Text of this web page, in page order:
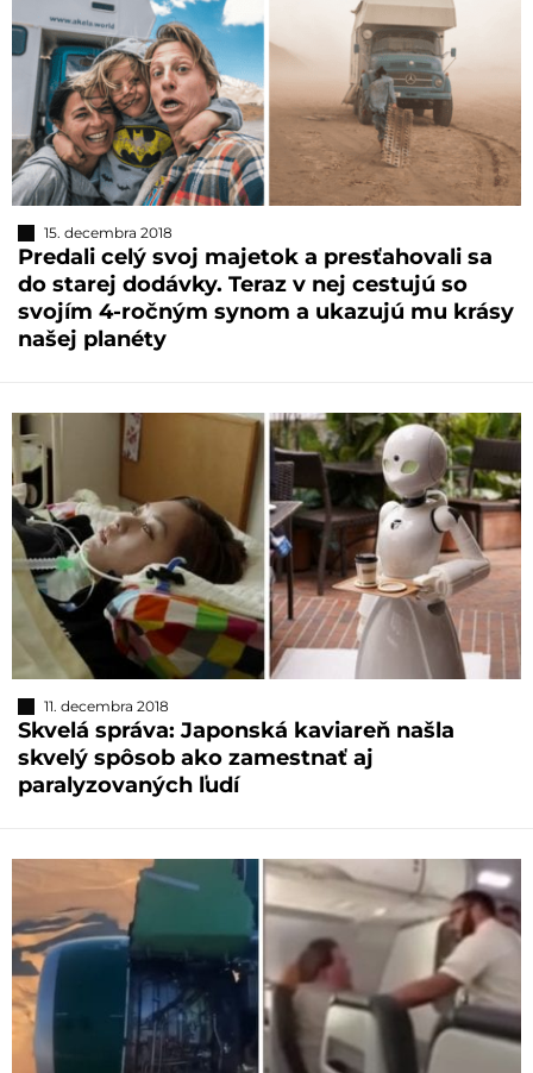
15. decembra 2018
Predali celý svoj majetok a presťahovali sa
do starej dodávky. Teraz v nej cestujú so
svojím 4-ročným synom a ukazujú mu krásy
našej planéty
11. decembra 2018
Skvelá správa: Japonská kaviareň našla
skvelý spôsob ako zamestnať aj
paralyzovaných ľudí